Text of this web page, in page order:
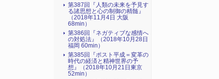
第387回『人類の未来を予見す
る諸思想と心の制御の精髄』
（2018年11月4日 大阪
68min）
第386回『ネガティブな感情へ
の対処法』（2018年10月28日
福岡 60min）
第385回『ポスト平成＝変革の
時代の経済と精神世界の予
想』（2018年10月21日東京
52min）